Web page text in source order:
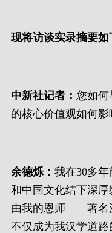
现将访谈实录摘要如
中新社记者： 您如何
的核心价值观如何影
余德烁： 我在30多
和中国文化结下深厚
由我的恩师——著名
不仅成为我汉学道